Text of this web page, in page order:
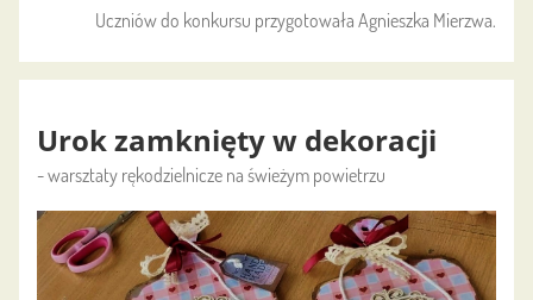
Uczniów do konkursu przygotowała Agnieszka Mierzwa.
Urok zamknięty w dekoracji
- warsztaty rękodzielnicze na świeżym powietrzu